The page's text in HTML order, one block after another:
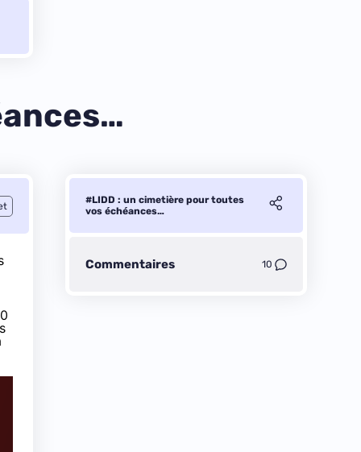
#LIDD : un cimetière pour toutes
vos échéances…
Commentaires 10